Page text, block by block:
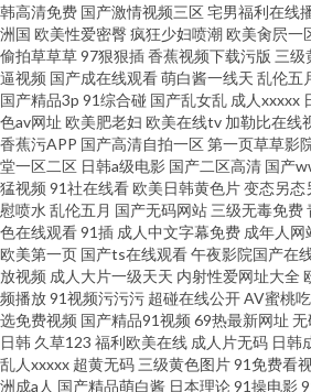
韩高清免费 国产激情视频三区宅男福利在线
洲国 欧美性爱密臀疯狂少妇喷潮欧美肏屄一
偷拍草草草97狠狠插香蕉视频下载污版 三级
逼视频 国产成在线观看萌白酱一线天 乱伦五
国产精品3p 91综合碰 国产乱女乱 成人xxxxx
色av网址 欧美肥老妇 欧美在线tv 加勒比在线
香蕉污APP 国产高清自拍一区第一页草草影
堂一区二区 日韩a级电影 国产二区高清 国产
猛视频 91社在线看欧美日韩黄色片变态另态
慰喷水 乱伦五月 国产无码网站 三级无毒免费
色在线观看91插 成人中文字幕免费 成年人网
欧美第一页 国产ts在线观看午夜影院国产在
放视频 成人大片一级天天 内射性爱网址大全
频播放91视频污污污 超碰在线公开AV蜜桃
选免费视频 国产精品91视频 69热最新网址 无
日韩 久草123 福利欧美在线 成人片无码 日韩
乱人xxxxx 超黄无码 三级黄色图片91免费看
洲成a人 国产精品萌白酱 日本理论91操电影